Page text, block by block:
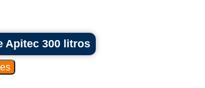
Apitec 300 litros